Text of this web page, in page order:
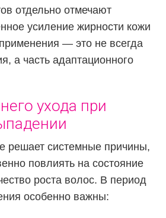
отдельно отмечают
усиление жирности кожи
— это не всегда
а часть адаптационного
ухода при
решает системные причины,
повлиять на состояние
роста волос. В период
особенно важны: